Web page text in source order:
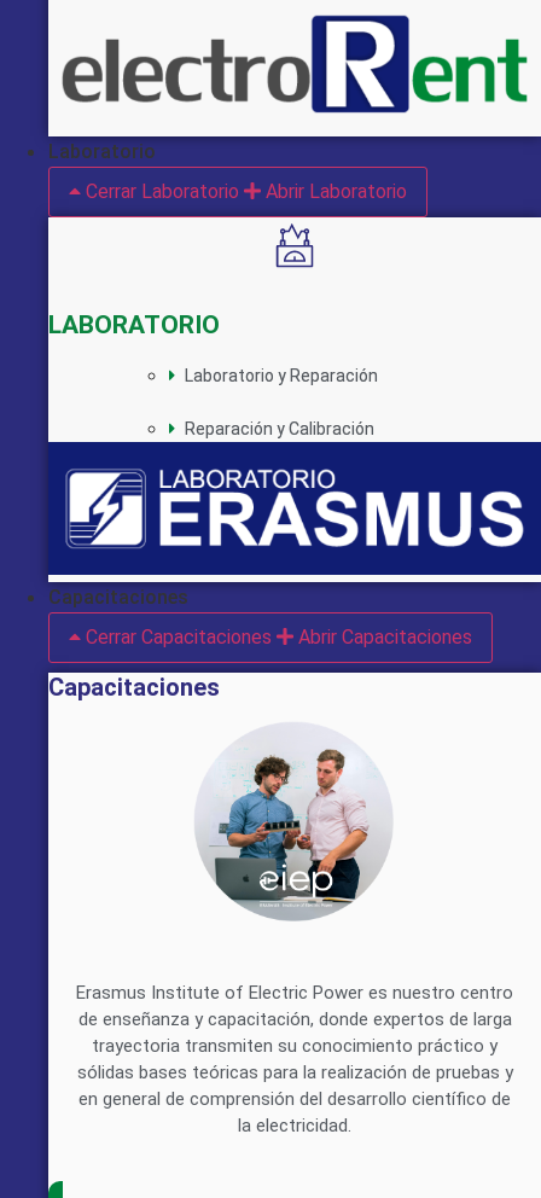
Laboratorio
Cerrar Laboratorio
Abrir Laboratorio
LABORATORIO
Laboratorio y Reparación
Reparación y Calibración
Capacitaciones
Cerrar Capacitaciones
Abrir Capacitaciones
Capacitaciones
Erasmus Institute of Electric Power es nuestro centro
de enseñanza y capacitación, donde expertos de larga
trayectoria transmiten su conocimiento práctico y
sólidas bases teóricas para la realización de pruebas y
en general de comprensión del desarrollo científico de
la electricidad.